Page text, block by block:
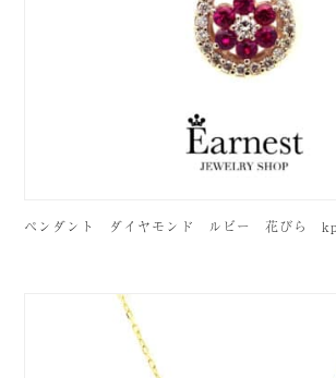
ペンダント ダイヤモンド ルビー 花びら